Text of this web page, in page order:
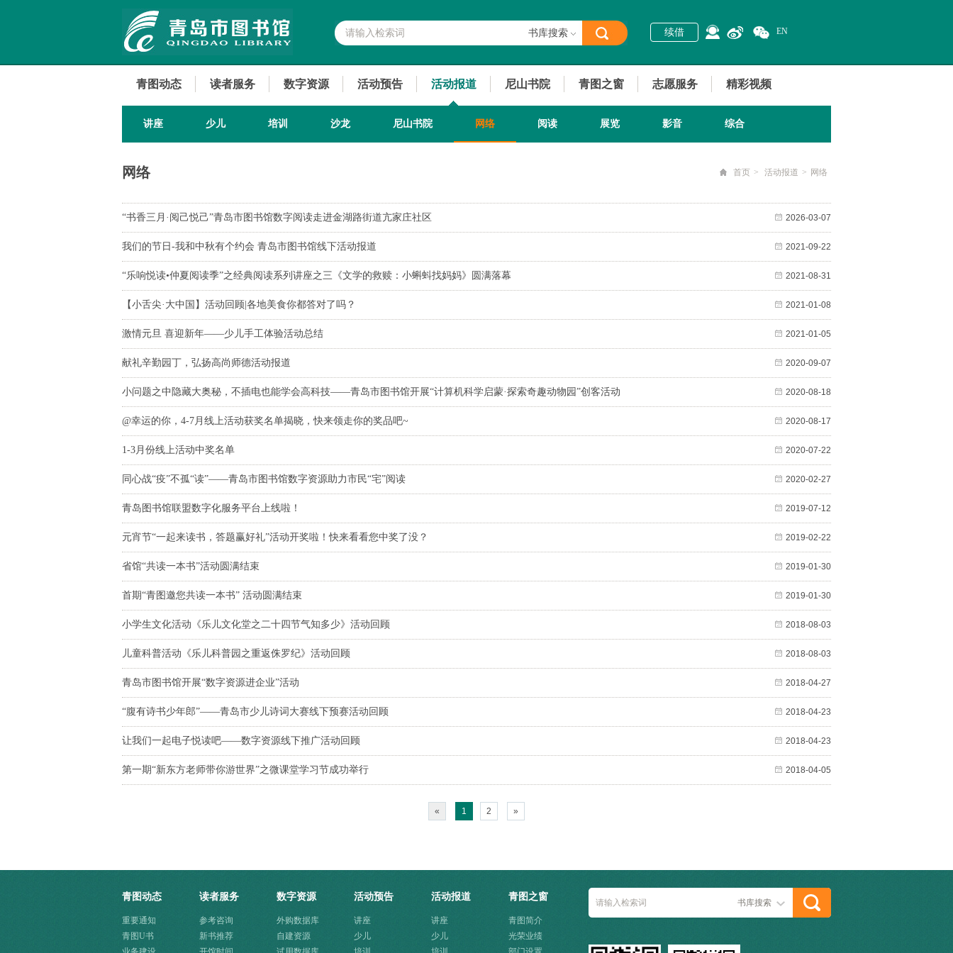
书库搜索 续借 EN
青图动态 读者服务 数字资源 活动预告 活动报道 尼山书院 青图之窗 志愿服务 精彩视频
讲座 少儿 培训 沙龙 尼山书院 网络 阅读 展览 影音 综合
首页 > 活动报道 > 网络
网络
2026-03-07
“书香三月·阅己悦己”青岛市图书馆数字阅读走进金湖路街道亢家庄社区
2021-09-22
我们的节日-我和中秋有个约会 青岛市图书馆线下活动报道
2021-08-31
“乐响悦读•仲夏阅读季”之经典阅读系列讲座之三《文学的救赎：小蝌蚪找妈妈》圆满落幕
2021-01-08
【小舌尖·大中国】活动回顾|各地美食你都答对了吗？
2021-01-05
激情元旦 喜迎新年——少儿手工体验活动总结
2020-09-07
献礼辛勤园丁，弘扬高尚师德活动报道
2020-08-18
小问题之中隐藏大奥秘，不插电也能学会高科技——青岛市图书馆开展“计算机科学启蒙·探索奇趣动物园”创客活动
2020-08-17
@幸运的你，4-7月线上活动获奖名单揭晓，快来领走你的奖品吧~
2020-07-22
1-3月份线上活动中奖名单
2020-02-27
同心战“疫”不孤“读”——青岛市图书馆数字资源助力市民“宅”阅读
2019-07-12
青岛图书馆联盟数字化服务平台上线啦！
2019-02-22
元宵节“一起来读书，答题赢好礼”活动开奖啦！快来看看您中奖了没？
2019-01-30
省馆“共读一本书”活动圆满结束
2019-01-30
首期“青图邀您共读一本书” 活动圆满结束
2018-08-03
小学生文化活动《乐儿文化堂之二十四节气知多少》活动回顾
2018-08-03
儿童科普活动《乐儿科普园之重返侏罗纪》活动回顾
2018-04-27
青岛市图书馆开展“数字资源进企业”活动
2018-04-23
“腹有诗书少年郎”——青岛市少儿诗词大赛线下预赛活动回顾
2018-04-23
让我们一起电子悦读吧——数字资源线下推广活动回顾
2018-04-05
第一期“新东方老师带你游世界”之微课堂学习节成功举行
« 1 2 »
青图动态
重要通知
青图U书
读者服务
参考咨询
新书推荐
数字资源
外购数据库
自建资源
活动预告
讲座
少儿
活动报道
讲座
少儿
青图之窗
青图简介
光荣业绩
书库搜索